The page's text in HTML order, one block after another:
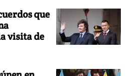
que
visita de